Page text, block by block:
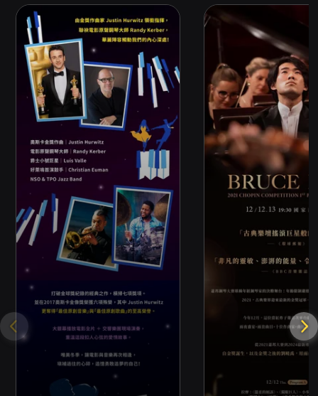
者：可選擇臨櫃退票（OPENTIX 服務處）或郵
寄退票，郵寄退票以郵戳為憑，郵寄時請附存摺
影本（刷卡購票免附）、票券與聯絡資訊。 - 退
票款項：刷卡購票之退票款將退回原信用卡；以
ATM 或現金付款者，將轉帳至所提供之帳戶（處
理時間依 OPENTIX 規定）。 - 折抵文化幣或點
數購票：退票時系統會先退還折抵之文化幣（扣
除手續費後），若文化幣或點數已逾使用效期，
將無法返還或展延。 折扣與無障礙服務 - 身心障
礙人士及其一名陪同者可享五折購票優惠；入場
時應出示身心障礙手冊，陪同者需與身障者同時
入場。若需購買輪椅席或輪椅陪同席需求，請洽
主辦單位辦理。 - 輪椅席與相關無障礙需求：請
聯絡主辦單位 國立中央大學校友管樂團 李宗璘，
聯絡電話 0912-922-798 辦理相關座位或協助
事宜。 演出與其他注意事項 - 本場次將同步錄
影。主辦單位保有節目修改、變更及取消之權
利，若有相關異動將以國立中央大學校友管樂團
臉書粉絲專頁公告為主，恕不另行通知。 - 請觀
眾配合場館相關進場、禁止錄影或攝影等現場規
範，以維護其他觀眾之觀賞權益。 查詢與聯絡 -
主辦：國立中央大學校友管樂團 - 聯絡人：李宗
璘，電話 0912-922-798 - 最新節目訊息與公告
請參考國立中央大學校友管樂團臉書粉絲專頁：
https://www.facebook.com/NCUWindAlumni